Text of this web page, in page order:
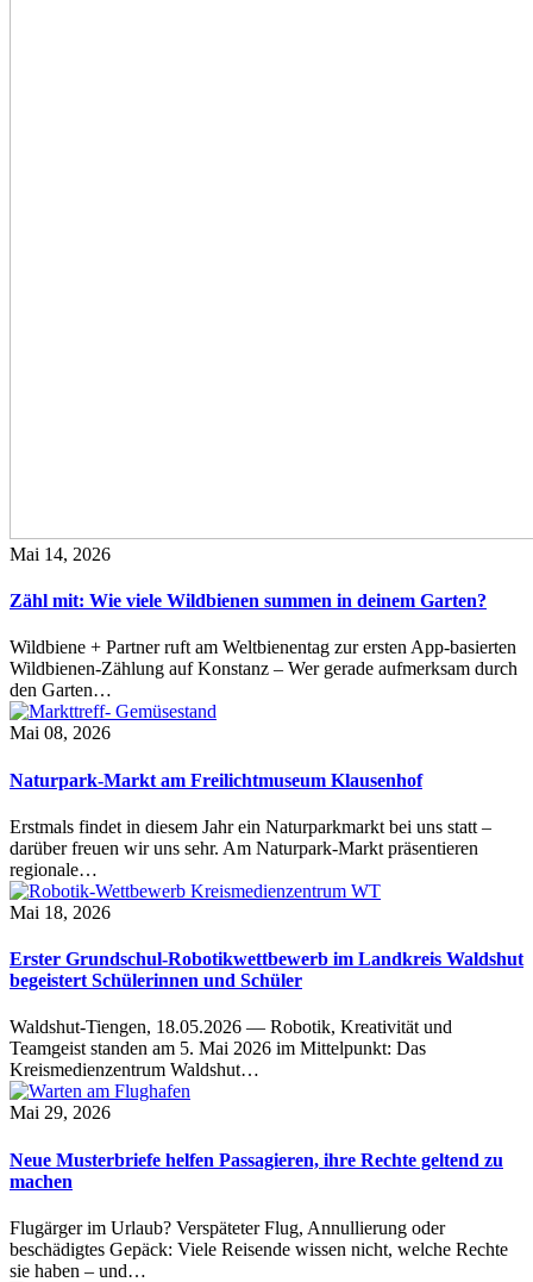
Mai 14, 2026
Zähl mit: Wie viele Wildbienen summen in deinem Garten?
Wildbiene + Partner ruft am Weltbienentag zur ersten App-basierten
Wildbienen-Zählung auf Konstanz – Wer gerade aufmerksam durch
den Garten…
Mai 08, 2026
Naturpark-Markt am Freilichtmuseum Klausenhof
Erstmals findet in diesem Jahr ein Naturparkmarkt bei uns statt –
darüber freuen wir uns sehr. Am Naturpark-Markt präsentieren
regionale…
Mai 18, 2026
Erster Grundschul-Robotikwettbewerb im Landkreis Waldshut
begeistert Schülerinnen und Schüler
Waldshut-Tiengen, 18.05.2026 — Robotik, Kreativität und
Teamgeist standen am 5. Mai 2026 im Mittelpunkt: Das
Kreismedienzentrum Waldshut…
Mai 29, 2026
Neue Musterbriefe helfen Passagieren, ihre Rechte geltend zu
machen
Flugärger im Urlaub? Verspäteter Flug, Annullierung oder
beschädigtes Gepäck: Viele Reisende wissen nicht, welche Rechte
sie haben – und…